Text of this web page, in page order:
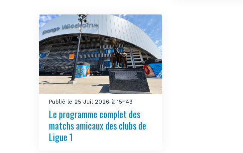
Publié le 25 Juil 2026 à 15h49
Le programme complet des
matchs amicaux des clubs de
Ligue 1